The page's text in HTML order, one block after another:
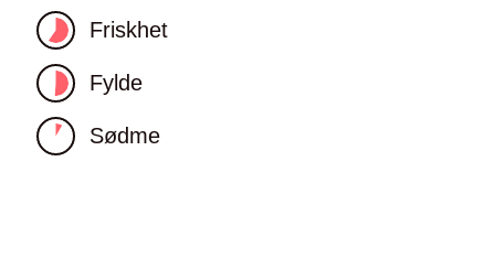
Friskhet
Fylde
Sødme